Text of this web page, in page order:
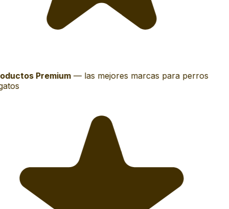
Premium— las mejores marcas para perros